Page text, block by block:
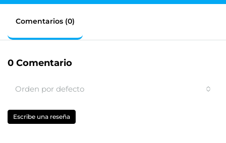
Comentarios (0)
0 Comentario
Orden por defecto
Escribe una reseña